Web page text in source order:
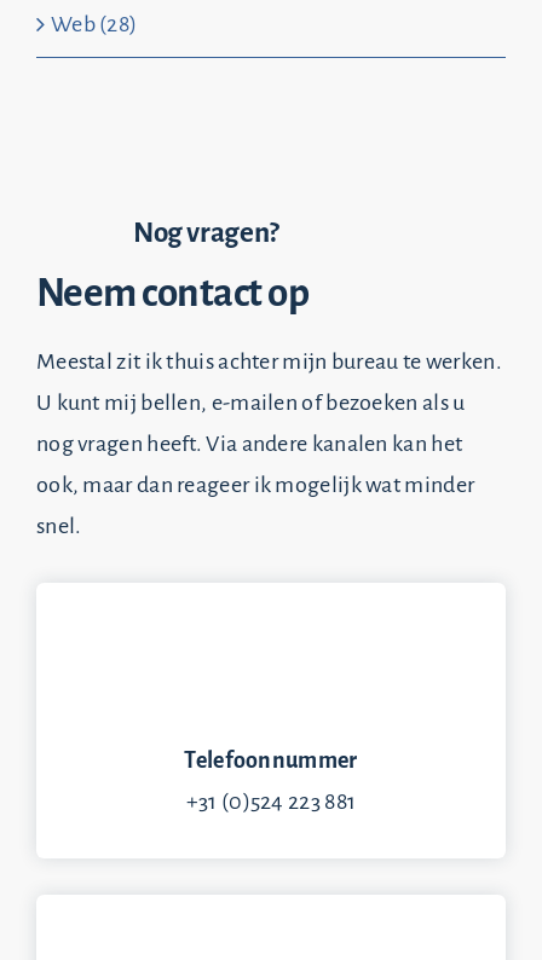
Web (28)
Nog vragen?
Neem contact op
Meestal zit ik thuis achter mijn bureau te werken.
U kunt mij bellen, e-mailen of bezoeken als u
nog vragen heeft. Via andere kanalen kan het
ook, maar dan reageer ik mogelijk wat minder
snel.
Telefoonnummer
+31 (0)524 223 881